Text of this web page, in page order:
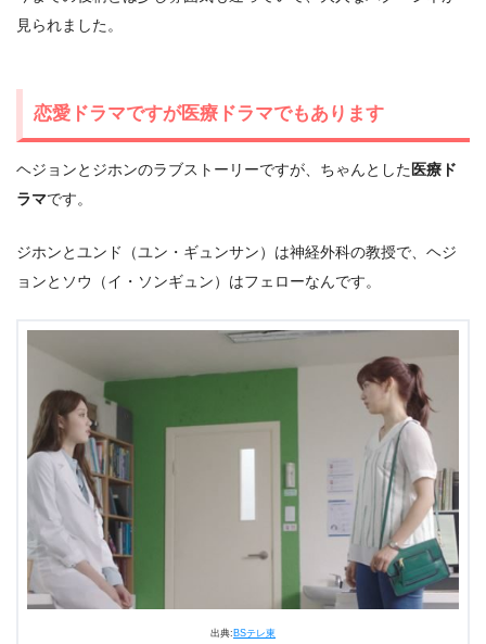
見られました。
恋愛ドラマですが医療ドラマでもあります
ヘジョンとジホンのラブストーリーですが、ちゃんとした 医療ド
ラマです。
ジホンとユンド（ユン・ギュンサン）は神経外科の教授で、ヘジ
ョンとソウ（イ・ソンギュン）はフェローなんです。
出典: BSテレ東